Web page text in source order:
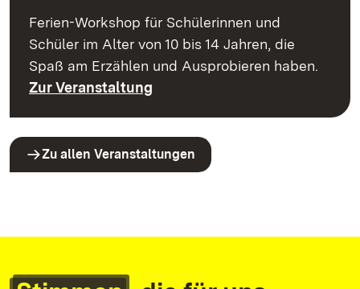
Ferien-Workshop für Schülerinnen und
Schüler im Alter von 10 bis 14 Jahren, die
Spaß am Erzählen und Ausprobieren haben.
Zur Veranstaltung
Zu allen Veranstaltungen